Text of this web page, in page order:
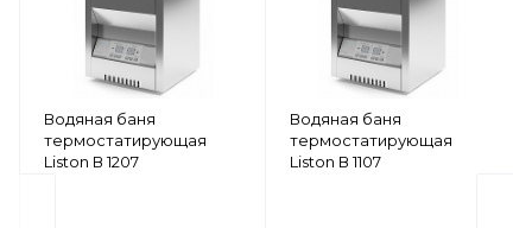
Водяная баня
термостатирующая
Liston В 1207
Водяная баня
термостатирующая
Liston В 1107